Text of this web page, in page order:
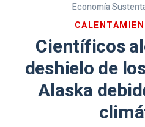
Economía
Científicos
deshielo de
Alaska